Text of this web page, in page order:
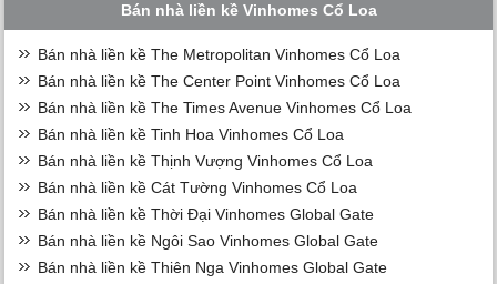
Bán nhà liền kề Vinhomes Cổ Loa
Bán nhà liền kề The Metropolitan Vinhomes Cổ Loa
Bán nhà liền kề The Center Point Vinhomes Cổ Loa
Bán nhà liền kề The Times Avenue Vinhomes Cổ Loa
Bán nhà liền kề Tinh Hoa Vinhomes Cổ Loa
Bán nhà liền kề Thịnh Vượng Vinhomes Cổ Loa
Bán nhà liền kề Cát Tường Vinhomes Cổ Loa
Bán nhà liền kề Thời Đại Vinhomes Global Gate
Bán nhà liền kề Ngôi Sao Vinhomes Global Gate
Bán nhà liền kề Thiên Nga Vinhomes Global Gate